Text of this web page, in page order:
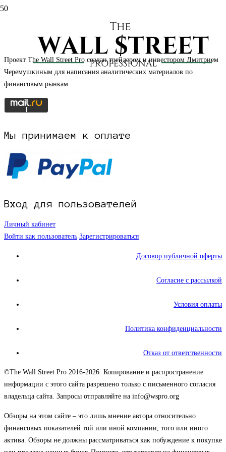
НАЧАТЬ РЕГИСТРАЦИЮ НА САЙТЕ
Проект The Wall Street Pro создан трейдером и инвестором Дмитрием
Черемушкиным для написания аналитических материалов по
финансовым рынкам.
Мы принимаем к оплате
Вход для пользователей
Личный кабинет
Войти как пользователь Зарегистрироваться
Договор публичной оферты
Согласие с рассылкой
Условия оплаты
Политика конфиденциальности
Отказ от ответственности
©The Wall Street Pro 2016-2026. Копирование и распространение
информации с этого сайта разрешено только с письменного согласия
владельца сайта. Запросы отправляйте на info@wspro.org
Обзоры на этом сайте – это лишь мнение автора относительно
финансовых показателей той или иной компании, того или иного
актива. Обзоры не должны рассматриваться как побуждение к покупке